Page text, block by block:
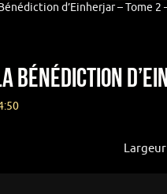
d’Einherjar – Tome 2
Bénédiction
Largeur